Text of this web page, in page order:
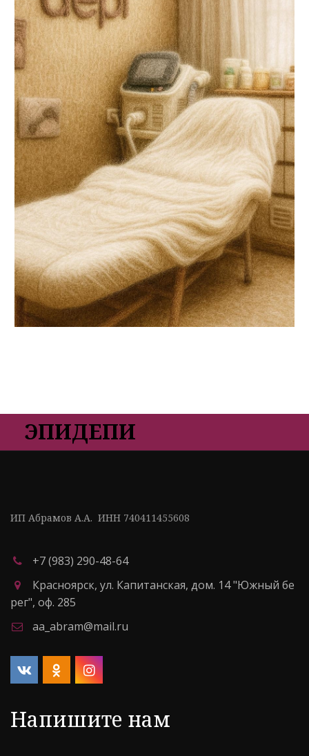
ЭПИДЕПИ
ИП Абрамов А.А.  ИНН 740411455608
+7 (983) 290-48-64
Красноярск, ул. Капитанская, дом. 14 "Южный бе
рег", оф. 285
aa_abram@mail.ru
Напишите нам